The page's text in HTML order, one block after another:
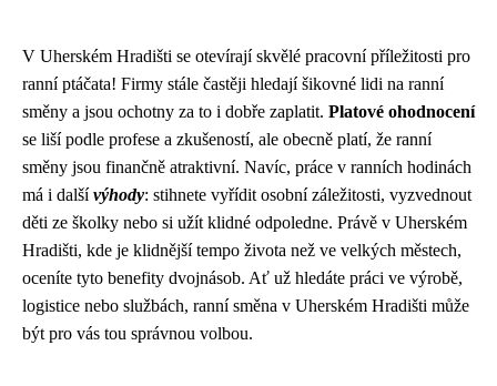
V Uherském Hradišti se otevírají skvělé pracovní příležitosti pro
ranní ptáčata! Firmy stále častěji hledají šikovné lidi na ranní
směny a jsou ochotny za to i dobře zaplatit. Platové ohodnocení
se liší podle profese a zkušeností, ale obecně platí, že ranní
směny jsou finančně atraktivní. Navíc, práce v ranních hodinách
má i dalšívýhody: stihnete vyřídit osobní záležitosti, vyzvednout
děti ze školky nebo si užít klidné odpoledne. Právě v Uherském
Hradišti, kde je klidnější tempo života než ve velkých městech,
oceníte tyto benefity dvojnásob. Ať už hledáte práci ve výrobě,
logistice nebo službách, ranní směna v Uherském Hradišti může
být pro vás tou správnou volbou.